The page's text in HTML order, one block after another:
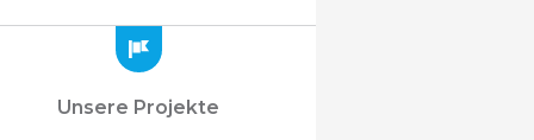
Montenegrinische Gemeinschaft in Albanien
Unsere Projekte